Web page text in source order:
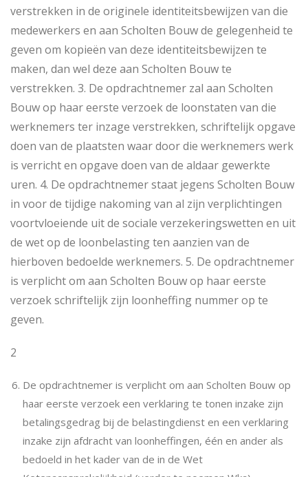
verstrekken in de originele identiteitsbewijzen van die
medewerkers en aan Scholten Bouw de gelegenheid te
geven om kopieën van deze identiteitsbewijzen te
maken, dan wel deze aan Scholten Bouw te
verstrekken. 3. De opdrachtnemer zal aan Scholten
Bouw op haar eerste verzoek de loonstaten van die
werknemers ter inzage verstrekken, schriftelijk opgave
doen van de plaatsten waar door die werknemers werk
is verricht en opgave doen van de aldaar gewerkte
uren. 4. De opdrachtnemer staat jegens Scholten Bouw
in voor de tijdige nakoming van al zijn verplichtingen
voortvloeiende uit de sociale verzekeringswetten en uit
de wet op de loonbelasting ten aanzien van de
hierboven bedoelde werknemers. 5. De opdrachtnemer
is verplicht om aan Scholten Bouw op haar eerste
verzoek schriftelijk zijn loonheffing nummer op te
geven.
2
De opdrachtnemer is verplicht om aan Scholten Bouw op
haar eerste verzoek een verklaring te tonen inzake zijn
betalingsgedrag bij de belastingdienst en een verklaring
inzake zijn afdracht van loonheffingen, één en ander als
bedoeld in het kader van de in de Wet